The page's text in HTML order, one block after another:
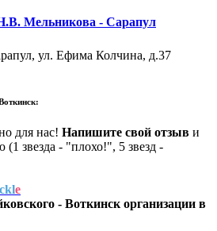
Мельникова - Сарапул
ул. Ефима Колчина, д.37
для нас! Напишите свой отзыв и
звезда - "плохо!", 5 звезд -
e
- Воткинскорганизации в